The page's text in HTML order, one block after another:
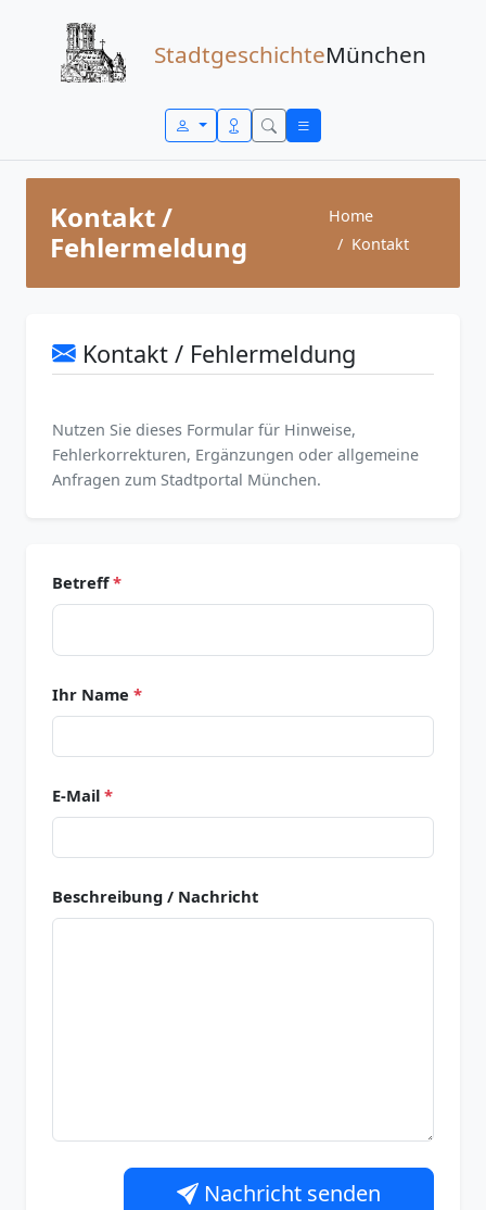
StadtgeschichteMünchen
Kontakt /
Fehlermeldung
Home
Kontakt
Kontakt / Fehlermeldung
Nutzen Sie dieses Formular für Hinweise,
Fehlerkorrekturen, Ergänzungen oder allgemeine
Anfragen zum Stadtportal München.
Betreff*
Ihr Name *
E-Mail *
Beschreibung / Nachricht
Nachricht senden